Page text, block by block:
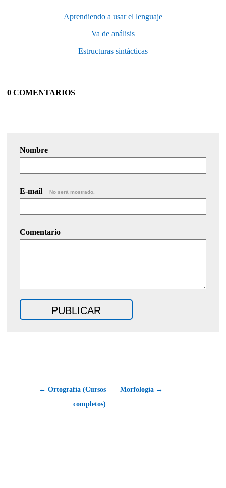
Aprendiendo a usar el lenguaje
Va de análisis
Estructuras sintácticas
0 COMENTARIOS
Nombre
E-mail No será mostrado.
Comentario
← Ortografía (Cursos
completos)
Morfología →